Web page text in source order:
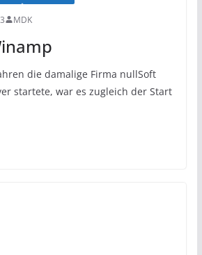
MDK
die damalige Firma nullSoft
startete, war es zugleich der Start